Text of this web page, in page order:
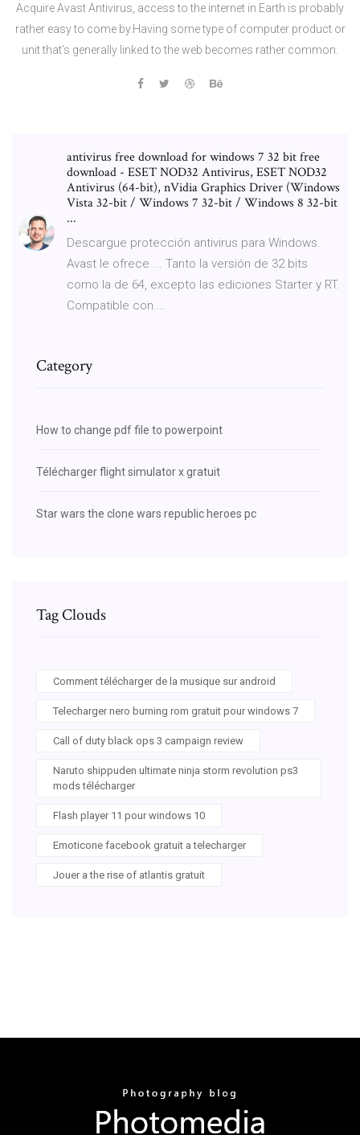
Acquire Avast Antivirus, access to the internet in Earth is probably
rather easy to come by.Having some type of computer product or
unit that’s generally linked to the web becomes rather common.
antivirus free download for windows 7 32 bit free
download - ESET NOD32 Antivirus, ESET NOD32
Antivirus (64-bit), nVidia Graphics Driver (Windows
Vista 32-bit / Windows 7 32-bit / Windows 8 32-bit
...
Descargue protección antivirus para Windows.
Avast le ofrece ... Tanto la versión de 32 bits
como la de 64, excepto las ediciones Starter y RT.
Compatible con ...
Category
How to change pdf file to powerpoint
Télécharger flight simulator x gratuit
Star wars the clone wars republic heroes pc
Tag Clouds
Comment télécharger de la musique sur android
Telecharger nero burning rom gratuit pour windows 7
Call of duty black ops 3 campaign review
Naruto shippuden ultimate ninja storm revolution ps3
mods télécharger
Flash player 11 pour windows 10
Emoticone facebook gratuit a telecharger
Jouer a the rise of atlantis gratuit